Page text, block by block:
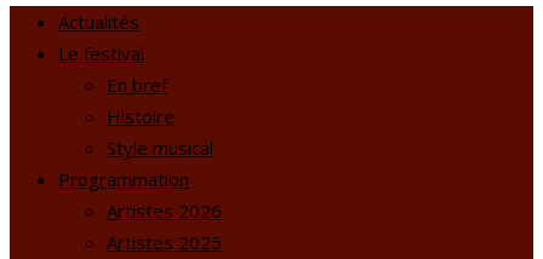
Actualités
Le festival
En bref
Histoire
Style musical
Programmation
Artistes 2026
Artistes 2025